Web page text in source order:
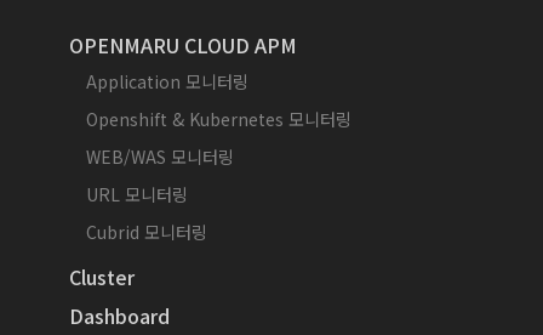
OPENMARU CLOUD APM
Application 모니터링
Openshift & Kubernetes 모니터링
WEB/WAS 모니터링
URL 모니터링
Cubrid 모니터링
Cluster
Dashboard